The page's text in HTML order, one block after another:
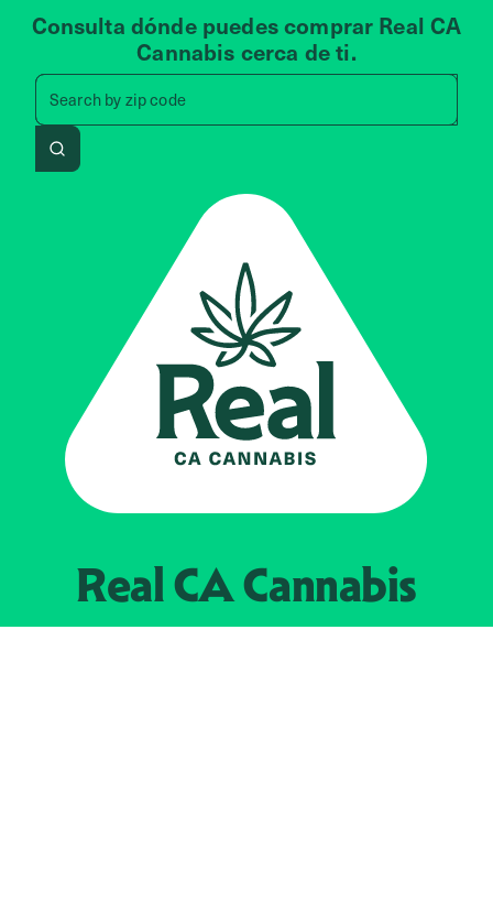
Consulta dónde puedes comprar Real CA
Cannabis cerca de ti.
Search by zip code
Search by zip code, address,
Search
Real CACannabis